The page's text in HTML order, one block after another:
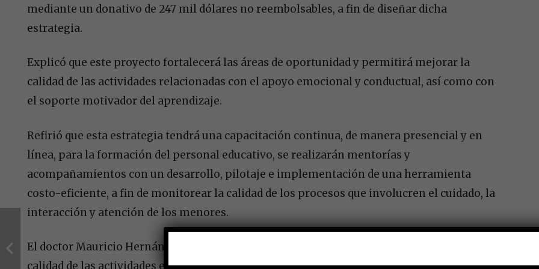
mediante un donativo de 247 mil dólares no reembolsables, a fin de diseñar dicha
estrategia.
Explicó que este proyecto fortalecerá las áreas de oportunidad y permitirá mejorar la
calidad de las actividades relacionadas con el apoyo emocional y conductual, así como con
el soporte motivador del aprendizaje.
Refirió que esta estrategia tendrá una capacitación continua, de manera presencial y en
línea, para la formación del personal educativo, se realizarán mentorías y
acompañamientos con un desarrollo, pilotaje e implementación de una herramienta
costo-eficiente, a fin de monitorear la calidad de los procesos que involucren el cuidado, la
interacción y atención de los menores.
El doctor Mauricio Hernández comentó que los resultados obtenidos permitirán mejorar la
calidad de las actividades en la CSGDII del Seguro Social y se pondrán a disposición del